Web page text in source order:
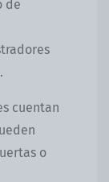
de
cuentan
o